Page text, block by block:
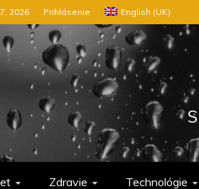
2026 Prihlásenie English (UK)
Zdravie Technológie